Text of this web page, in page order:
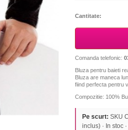
Cantitate:
Comanda telefonic:
Bluza pentru baieti
Bluza are maneca
fiind perfecta pentru
Compozitie: 100%
Pe scurt: SKU
inclus) · In stoc